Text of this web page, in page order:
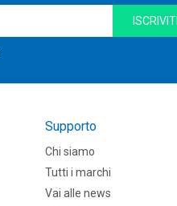
ISCRIVITI
Supporto
Chi siamo
Tutti i marchi
Vai alle news